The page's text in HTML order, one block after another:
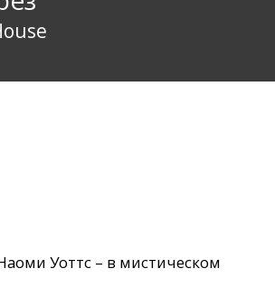
Уоттс – в мистическом